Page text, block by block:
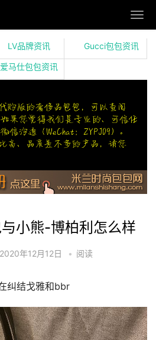
LV品牌资讯 Gucci包包资讯
爱马仕包包资讯
小熊-博柏利怎么样
年12月12日 • 阅读
纠结戈雅和bbr